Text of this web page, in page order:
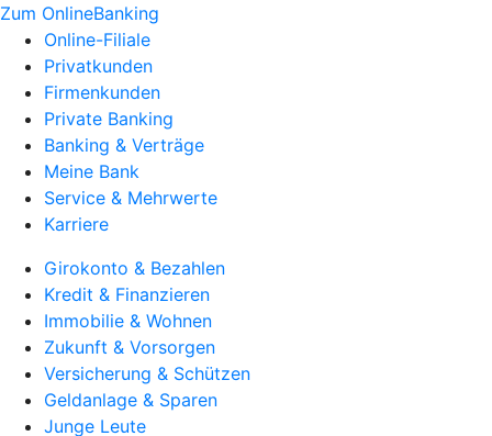
Zum OnlineBanking
Online-Filiale
Privatkunden
Firmenkunden
Private Banking
Banking & Verträge
Meine Bank
Service & Mehrwerte
Karriere
Girokonto & Bezahlen
Kredit & Finanzieren
Immobilie & Wohnen
Zukunft & Vorsorgen
Versicherung & Schützen
Geldanlage & Sparen
Junge Leute